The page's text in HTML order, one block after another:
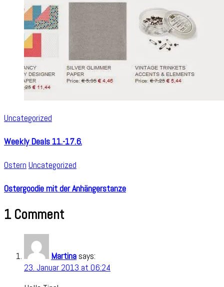
Uncategorized
Weekly Deals 11.-17.6.
Ostern Uncategorized
Ostergoodie mit der Anhängerstanze
1 Comment
Martina says:
23. Januar 2013 at 06:24